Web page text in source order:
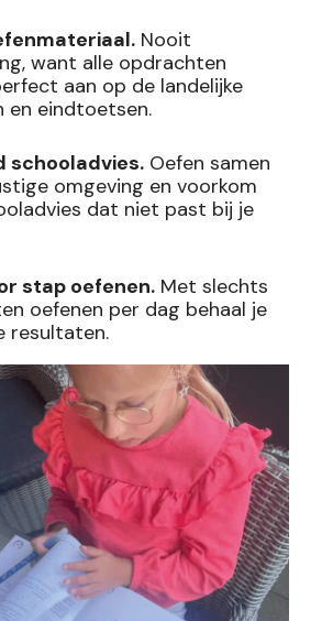
Nooit
want alle opdrachten
aan op de landelijke
en eindtoetsen.
schooladvies. Oefen samen
omgeving en voorkom
dat niet past bij je
stap oefenen. Met slechts
oefenen per dag behaal je
resultaten.